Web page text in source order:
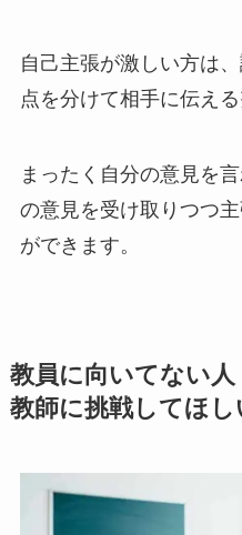
自己主張が激しい方は
点を分けて相手に伝え
まったく自分の意見を
の意見を受け取りつつ
ができます。
教員に向いてない
教師に挑戦してほし